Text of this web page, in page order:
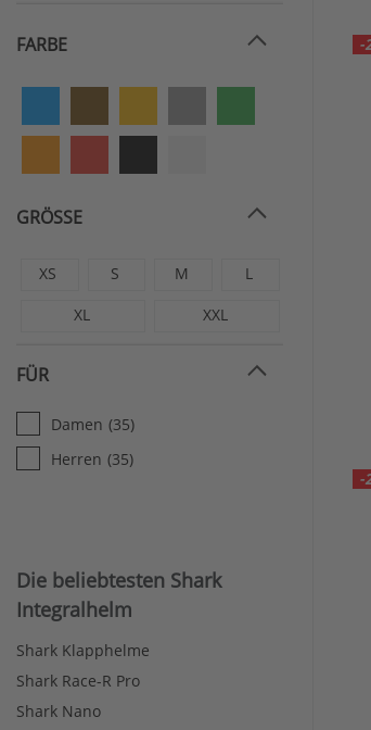
-
-
FARBE
GRÖSSE
XS S M L
XL XXL
FÜR
Damen (35)
Herren (35)
Die beliebtesten Shark
Integralhelm
Shark Klapphelme
Shark Race-R Pro
Shark Nano